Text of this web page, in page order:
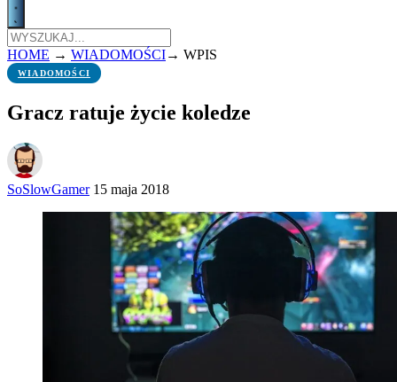
HOME → WIADOMOŚCI→ WPIS
WIADOMOŚCI
Gracz ratuje życie koledze
SoSlowGamer 15 maja 2018